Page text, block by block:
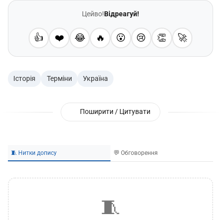
Цейво!Відреагуй!
👍 ❤️ 😂 🔥 😮 😢 👏 🚀
Історія Терміни Україна
Поширити / Цитувати
🧵 Нитки допису 💬 Обговорення
🧵